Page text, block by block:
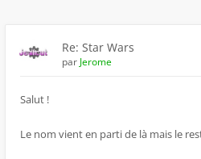
Re: Star Wars
par Jerome
Salut !
Le nom vient en parti de là mais le